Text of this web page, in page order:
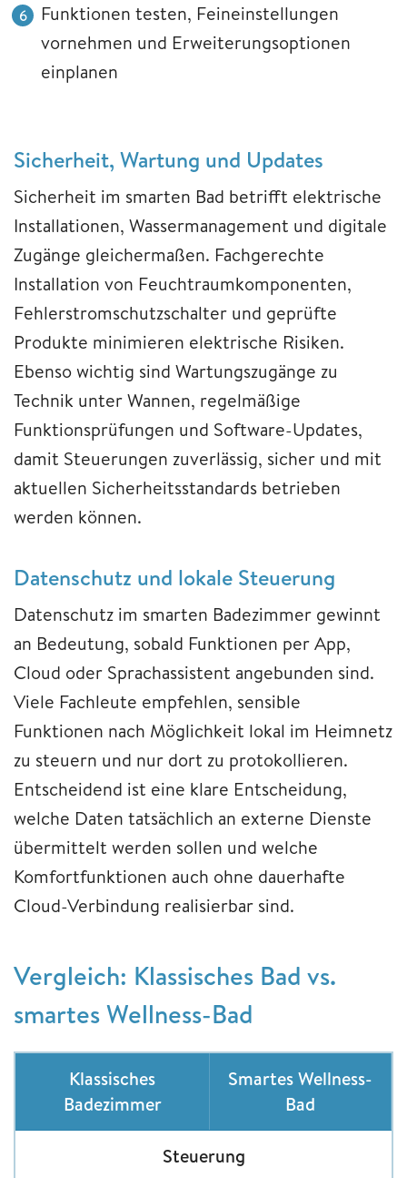
Funktionen testen, Feineinstellungen
vornehmen und Erweiterungsoptionen
einplanen
Sicherheit, Wartung und Updates
Sicherheit im smarten Bad betrifft elektrische
Installationen, Wassermanagement und digitale
Zugänge gleichermaßen. Fachgerechte
Installation von Feuchtraumkomponenten,
Fehlerstromschutzschalter und geprüfte
Produkte minimieren elektrische Risiken.
Ebenso wichtig sind Wartungszugänge zu
Technik unter Wannen, regelmäßige
Funktionsprüfungen und Software-Updates,
damit Steuerungen zuverlässig, sicher und mit
aktuellen Sicherheitsstandards betrieben
werden können.
Datenschutz und lokale Steuerung
Datenschutz im smarten Badezimmer gewinnt
an Bedeutung, sobald Funktionen per App,
Cloud oder Sprachassistent angebunden sind.
Viele Fachleute empfehlen, sensible
Funktionen nach Möglichkeit lokal im Heimnetz
zu steuern und nur dort zu protokollieren.
Entscheidend ist eine klare Entscheidung,
welche Daten tatsächlich an externe Dienste
übermittelt werden sollen und welche
Komfortfunktionen auch ohne dauerhafte
Cloud-Verbindung realisierbar sind.
Vergleich: Klassisches Bad vs.
smartes Wellness-Bad
Klassisches
Badezimmer
Smartes Wellness-
Bad
Steuerung